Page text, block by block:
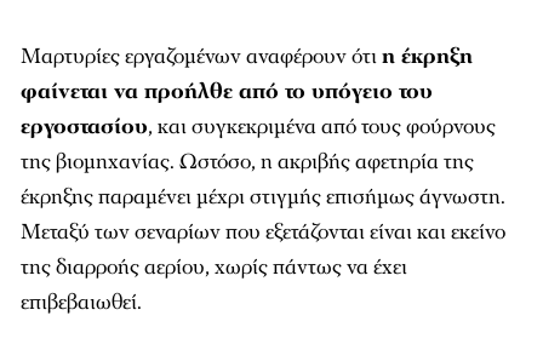
Μαρτυρίες εργαζομένων αναφέρουν ότιη έκρηξη
φαίνεται να προήλθε από το υπόγειο του
εργοστασίου, και συγκεκριμένα από τους φούρνους
της βιομηχανίας. Ωστόσο, η ακριβής αφετηρία της
έκρηξης παραμένει μέχρι στιγμής επισήμως άγνωστη.
Μεταξύ των σεναρίων που εξετάζονται είναι και εκείνο
της διαρροής αερίου, χωρίς πάντως να έχει
επιβεβαιωθεί.